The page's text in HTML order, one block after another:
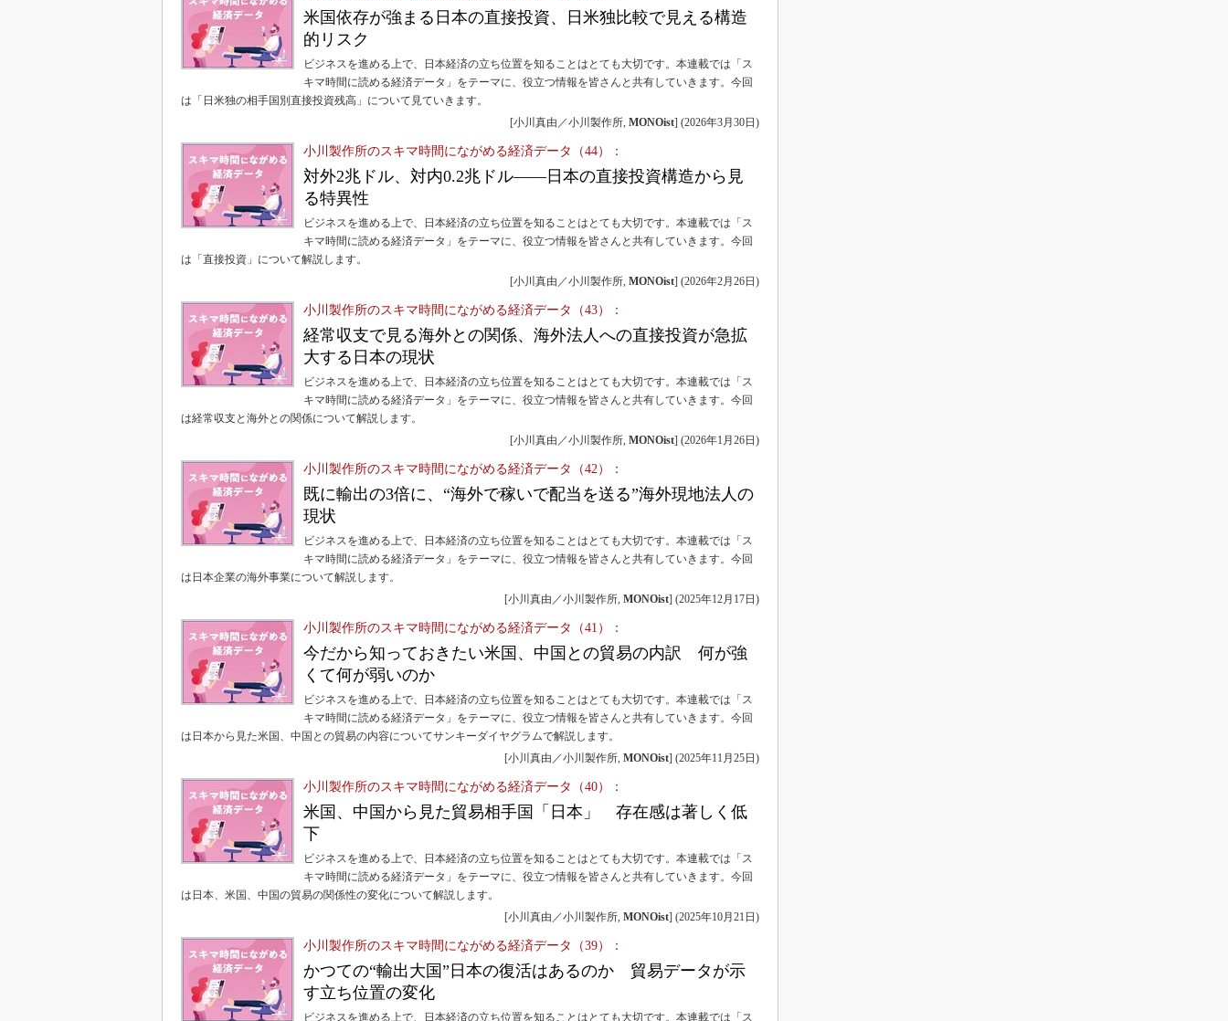
米国依存が強まる日本の直接投資、日米独比較で見える構造
的リスク
ビジネスを進める上で、日本経済の立ち位置を知ることはとても大切です。本連載では「ス
キマ時間に読める経済データ」をテーマに、役立つ情報を皆さんと共有していきます。今回
は「日米独の相手国別直接投資残高」について見ていきます。
[小川真由／小川製作所, MONOist] (2026年3月30日 )
小川製作所のスキマ時間にながめる経済データ（44）：
対外2兆ドル、対内0.2兆ドル――日本の直接投資構造から見
る特異性
ビジネスを進める上で、日本経済の立ち位置を知ることはとても大切です。本連載では「ス
キマ時間に読める経済データ」をテーマに、役立つ情報を皆さんと共有していきます。今回
は「直接投資」について解説します。
[小川真由／小川製作所, MONOist] (2026年2月26日 )
小川製作所のスキマ時間にながめる経済データ（43）：
経常収支で見る海外との関係、海外法人への直接投資が急拡
大する日本の現状
ビジネスを進める上で、日本経済の立ち位置を知ることはとても大切です。本連載では「ス
キマ時間に読める経済データ」をテーマに、役立つ情報を皆さんと共有していきます。今回
は経常収支と海外との関係について解説します。
[小川真由／小川製作所, MONOist] (2026年1月26日 )
小川製作所のスキマ時間にながめる経済データ（42）：
既に輸出の3倍に、“海外で稼いで配当を送る”海外現地法人の
現状
ビジネスを進める上で、日本経済の立ち位置を知ることはとても大切です。本連載では「ス
キマ時間に読める経済データ」をテーマに、役立つ情報を皆さんと共有していきます。今回
は日本企業の海外事業について解説します。
[小川真由／小川製作所, MONOist] (2025年12月17日 )
小川製作所のスキマ時間にながめる経済データ（41）：
今だから知っておきたい米国、中国との貿易の内訳 何が強
くて何が弱いのか
ビジネスを進める上で、日本経済の立ち位置を知ることはとても大切です。本連載では「ス
キマ時間に読める経済データ」をテーマに、役立つ情報を皆さんと共有していきます。今回
は日本から見た米国、中国との貿易の内容についてサンキーダイヤグラムで解説します。
[小川真由／小川製作所, MONOist] (2025年11月25日 )
小川製作所のスキマ時間にながめる経済データ（40）：
米国、中国から見た貿易相手国「日本」 存在感は著しく低
下
ビジネスを進める上で、日本経済の立ち位置を知ることはとても大切です。本連載では「ス
キマ時間に読める経済データ」をテーマに、役立つ情報を皆さんと共有していきます。今回
は日本、米国、中国の貿易の関係性の変化について解説します。
[小川真由／小川製作所, MONOist] (2025年10月21日 )
小川製作所のスキマ時間にながめる経済データ（39）：
かつての“輸出大国”日本の復活はあるのか 貿易データが示
す立ち位置の変化
ビジネスを進める上で、日本経済の立ち位置を知ることはとても大切です。本連載では「ス